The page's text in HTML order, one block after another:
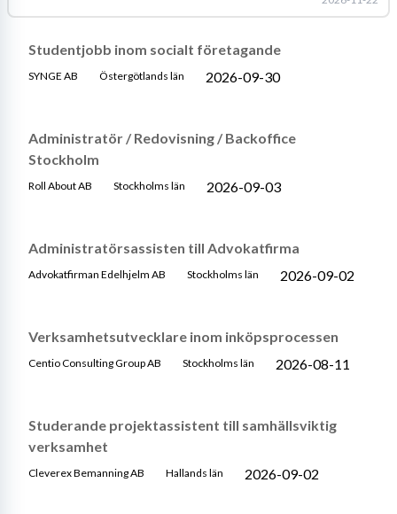
Studentjobb inom socialt företagande
SYNGE AB Östergötlands län 2026-09-30
Administratör / Redovisning / Backoffice
Stockholm
Roll About AB Stockholms län 2026-09-03
Administratörsassisten till Advokatfirma
Advokatfirman Edelhjelm AB Stockholms län 2026-09-02
Verksamhetsutvecklare inom inköpsprocessen
Centio Consulting Group AB Stockholms län 2026-08-11
Studerande projektassistent till samhällsviktig
verksamhet
Cleverex Bemanning AB Hallands län 2026-09-02